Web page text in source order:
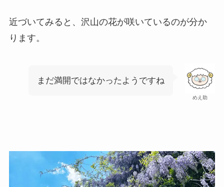
近づいてみると、沢山の花が咲いているのが分か
ります。
めえ助
まだ満開ではなかったようですね